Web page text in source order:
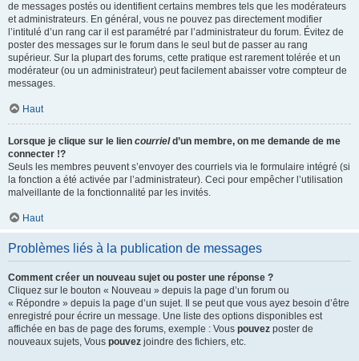
de messages postés ou identifient certains membres tels que les modérateurs
et administrateurs. En général, vous ne pouvez pas directement modifier
l’intitulé d’un rang car il est paramétré par l’administrateur du forum. Évitez de
poster des messages sur le forum dans le seul but de passer au rang
supérieur. Sur la plupart des forums, cette pratique est rarement tolérée et un
modérateur (ou un administrateur) peut facilement abaisser votre compteur de
messages.
Haut
Lorsque je clique sur le lien courrield’un membre, on me demande de me
connecter !?
Seuls les membres peuvent s’envoyer des courriels via le formulaire intégré (si
la fonction a été activée par l’administrateur). Ceci pour empêcher l’utilisation
malveillante de la fonctionnalité par les invités.
Haut
Problèmes liés à la publication de messages
Comment créer un nouveau sujet ou poster une réponse ?
Cliquez sur le bouton « Nouveau » depuis la page d’un forum ou
« Répondre » depuis la page d’un sujet. Il se peut que vous ayez besoin d’être
enregistré pour écrire un message. Une liste des options disponibles est
affichée en bas de page des forums, exemple : Vous pouvez poster de
nouveaux sujets, Vous pouvez joindre des fichiers, etc.